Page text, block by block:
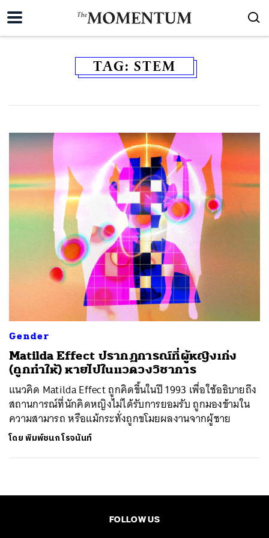
TAG: STEM
Gender
Matilda Effect ปรากฏการณ์ที่ผู้หญิงเก่ง
(ถูกทำให้) หายไปในแวดวงวิชาการ
แนวคิด Matilda Effect ถูกคิดขึ้นในปี 1993 เพื่อใช้อธิบายถึง
สถานการณ์ที่นักคิดหญิงไม่ได้รับการยอมรับ ถูกมองข้ามใน
ความสามารถ หรือแม้กระทั่งถูกขโมยผลงานจากผู้ชาย
โดยพิมพ์ชนก โรจนันท์
FOLLOW US
SHARE TWEET LINE EMAIL